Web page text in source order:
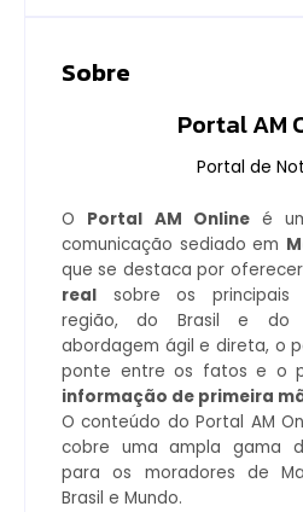
Sobre
Portal AM
Portal de
O Portal AM Onlineé
comunicação sediado em
que se destaca por oferecer
real sobre os principais
região, do Brasil e do
abordagem ágil e direta, o
ponte entre os fatos e o
informação de primeira
O conteúdo do Portal AM
cobre uma ampla gama
para os moradores de
Brasil e Mundo.